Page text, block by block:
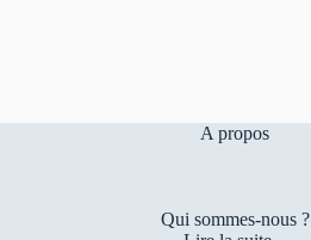
A propos
Qui sommes-nous ?